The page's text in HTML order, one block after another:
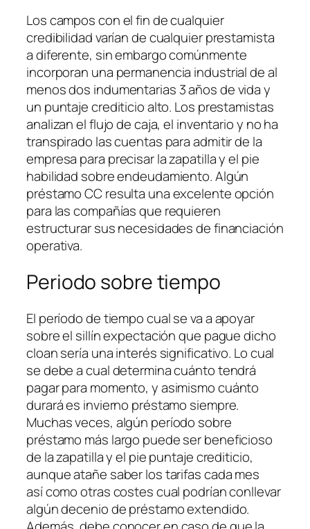
Los campos con el fin de cualquier
credibilidad varían de cualquier prestamista
a diferente, sin embargo comúnmente
incorporan una permanencia industrial de al
menos dos indumentarias 3 años de vida y
un puntaje crediticio alto. Los prestamistas
analizan el flujo de caja, el inventario y no ha
transpirado las cuentas para admitir de la
empresa para precisar la zapatilla y el pie
habilidad sobre endeudamiento. Algún
préstamo CC resulta una excelente opción
para las compañías que requieren
estructurar sus necesidades de financiación
operativa.
Periodo sobre tiempo
El período de tiempo cual se va a apoyar
sobre el sillí­n expectación que pague dicho
cloan serí­a una interés significativo. Lo cual
se debe a cual determina cuánto tendrá
pagar para momento, y asimismo cuánto
durará es invierno préstamo siempre.
Muchas veces, algún período sobre
préstamo más largo puede ser beneficioso
de la zapatilla y el pie puntaje crediticio,
aunque atañe saber los tarifas cada mes
así­ como otras costes cual podrían conllevar
algún decenio de préstamo extendido.